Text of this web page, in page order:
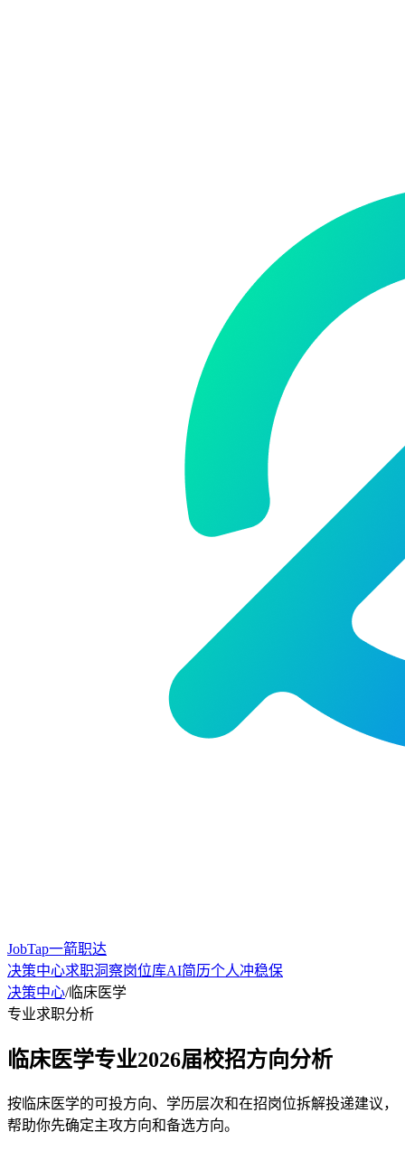
JobTap一箭职达
决策中心求职洞察岗位库AI简历个人冲稳保
决策中心/临床医学
专业求职分析
临床医学专业2026届校招方向分析
按临床医学的可投方向、学历层次和在招岗位拆解投递建议，
帮助你先确定主攻方向和备选方向。